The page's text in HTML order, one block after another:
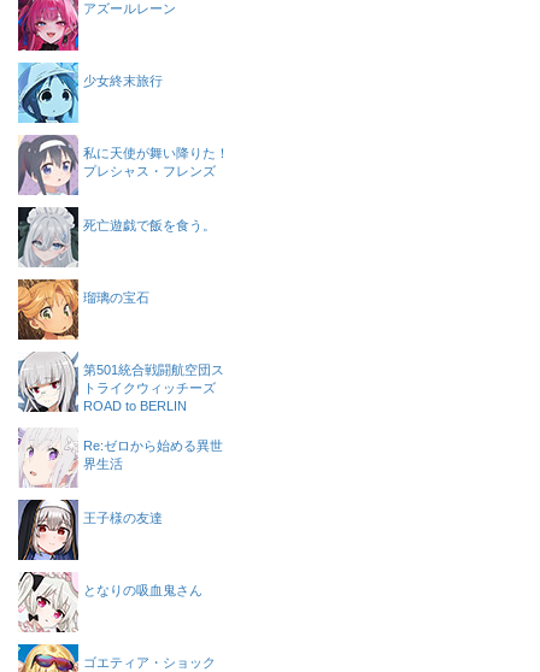
アズールレーン
少女終末旅行
私に天使が舞い降りた！
プレシャス・フレンズ
死亡遊戯で飯を食う。
瑠璃の宝石
第501統合戦闘航空団ス
トライクウィッチーズ
ROAD to BERLIN
Re:ゼロから始める異世
界生活
王子様の友達
となりの吸血鬼さん
ゴエティア・ショック